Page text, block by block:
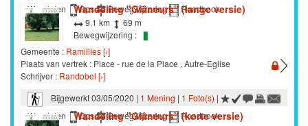
Wandelen
Gps Bewegwijzering Roadbook
Wandeling "Glâneurs" (lange versie)
9.1 km
69 m
Bewegwijzering :
Gemeente : Ramillies [›]
Plaats van vertrek : Place - rue de la Place , Autre-Eglise
Schrijver : Randobel [›]
Bijgewerkt 03/05/2020 | 1 Mening | 1 Foto(s) |
Wandelen
Gps Bewegwijzering Roadbook
Wandeling "Glâneurs" (korte versie)